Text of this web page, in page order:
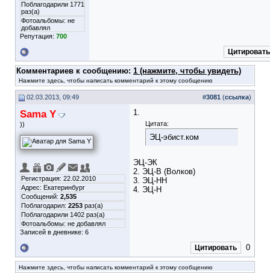
Поблагодарили 1771
раз(а)
Фотоальбомы: не
добавлял
Репутация: 700
Цитировать
Комментариев к сообщению: 1 (нажмите, чтобы увидеть)
Нажмите здесь, чтобы написать комментарий к этому сообщению
02.03.2013, 09:49 #3081 (ссылка)
Sama Y
))
Регистрация: 22.02.2010
Адрес: Екатеринбург
Сообщений: 2,535
Поблагодарил: 2253 раз(а)
Поблагодарили 1402 раз(а)
Фотоальбомы: не добавлял
Записей в дневнике: 6
1.
Цитата:
ЭЦ-эбист.ком
ЭЦ-ЭК
2. ЭЦ-В (Волков)
3. ЭЦ-НН
4. ЭЦ-Н
Цитировать 0
Нажмите здесь, чтобы написать комментарий к этому сообщению